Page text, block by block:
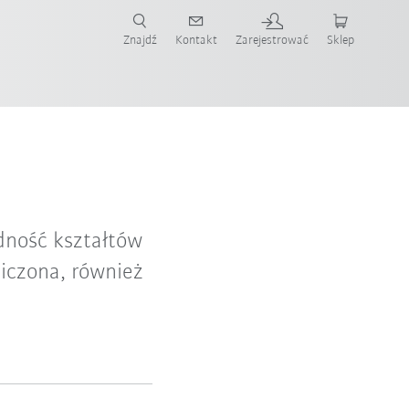
Znajdź Kontakt Zarejestrować Sklep
kształtów
również